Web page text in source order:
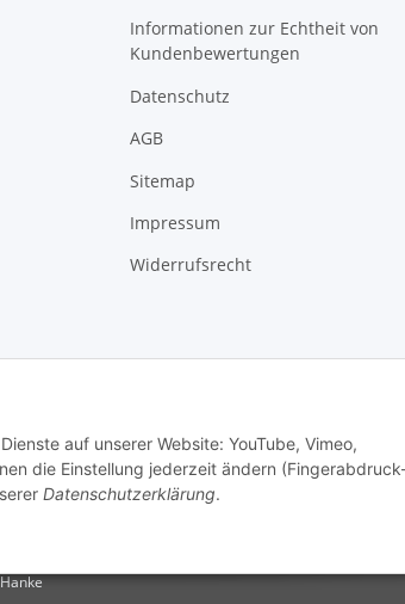
auf unserer Website: YouTube, Vimeo,
die Einstellung jederzeit ändern
Datenschutzerklärung.
Informationen zur Echtheit von
Kundenbewertungen
Datenschutz
AGB
Sitemap
Impressum
Widerrufsrecht